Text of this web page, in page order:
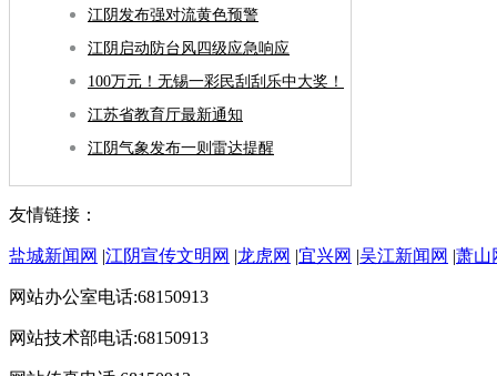
江阴发布强对流黄色预警
江阴启动防台风四级应急响应
100万元！无锡一彩民刮刮乐中大奖！
江苏省教育厅最新通知
江阴气象发布一则雷达提醒
友情链接：
盐城新闻网 |江阴宣传文明网 |龙虎网 |宜兴网 |吴江新闻网 |萧山
网站办公室电话:68150913
网站技术部电话:68150913